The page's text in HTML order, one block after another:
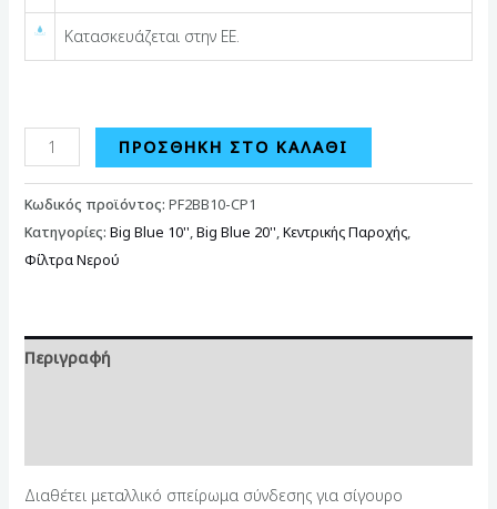
Κατασκευάζεται στην ΕΕ.
ΠΡΟΣΘΉΚΗ ΣΤΟ ΚΑΛΆΘΙ
Κωδικός προϊόντος: PF2ΒΒ10-CP1
Κατηγορίες: Big Blue 10'',Big Blue 20'',Κεντρικής Παροχής,
Φίλτρα Νερού
Περιγραφή
Διαθέτει μεταλλικό σπείρωμα σύνδεσης για σίγουρο